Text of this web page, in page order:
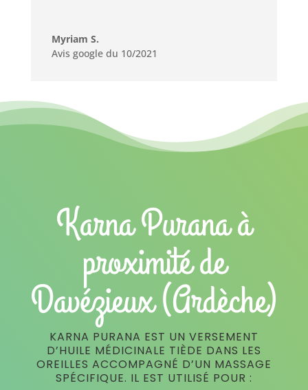
Myriam S.
Avis google du 10/2021
Karna Purana à
proximité de
Davézieux (Ardèche)
KARNA PURANA EST UN VERSEMENT
D’HUILE MÉDICINALE TIÈDE DANS LES
OREILLES ACCOMPAGNÉ D’UN MASSAGE
SPÉCIFIQUE. IL EST UTILISÉ POUR :